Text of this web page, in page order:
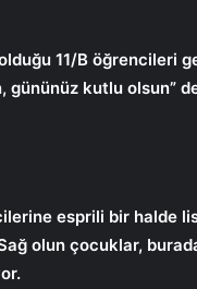
11/B öğrencileri
kutlu olsun”
esprili bir halde
olun çocuklar,